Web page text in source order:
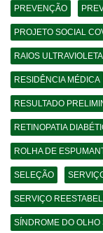
PREVENÇÃO
PROJETO SOCIAL
RAIOS
RESIDÊNCIA MÉDICA
RESULTADO
RETINOPATIA
ROLHA DE
SELEÇÃO
SERVIÇO
SÍNDROME DO OLHO